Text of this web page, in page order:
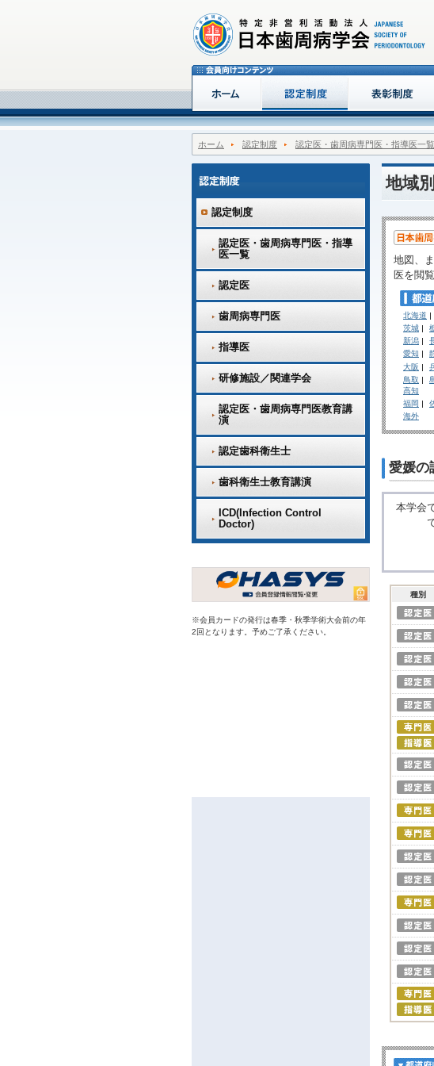
ホーム 認定制度 認定医・歯周病専門医・指導医一覧
地域
地図、
医を閲
北海道
茨城
新潟
愛知
大阪
鳥取
高知
福岡
海外
愛媛の
本学会
種別
認定制度
認定医・歯周病専門医・指導
医一覧
認定医
歯周病専門医
指導医
研修施設／関連学会
認定医・歯周病専門医教育講
演
認定歯科衛生士
歯科衛生士教育講演
ICD(Infection Control
Doctor)
※会員カードの発行は春季・秋季学術大会前の年
2回となります。予めご了承ください。